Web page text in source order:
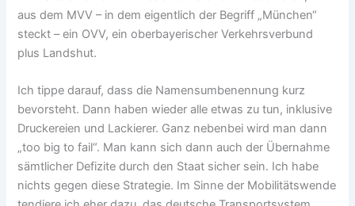
aus dem MVV – in dem eigentlich der Begriff „München“
steckt – ein OVV, ein oberbayerischer Verkehrsverbund
plus Landshut.
Ich tippe darauf, dass die Namensumbenennung kurz
bevorsteht. Dann haben wieder alle etwas zu tun, inklusive
Druckereien und Lackierer. Ganz nebenbei wird man dann
„too big to fail“. Man kann sich dann auch der Übernahme
sämtlicher Defizite durch den Staat sicher sein. Ich habe
nichts gegen diese Strategie. Im Sinne der Mobilitätswende